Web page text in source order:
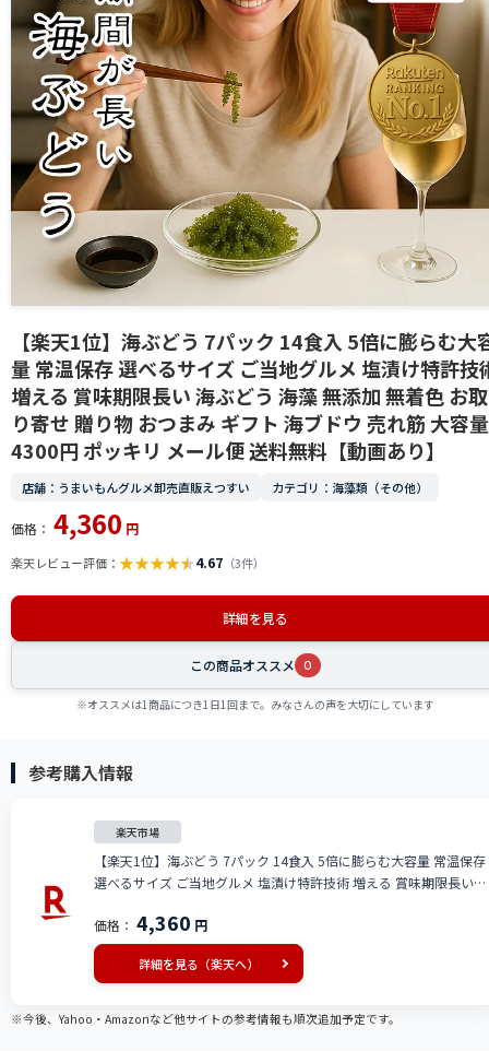
【楽天1位】海ぶどう 7パック 14食入 5倍に膨らむ大
量 常温保存 選べるサイズ ご当地グルメ 塩漬け特許技
増える 賞味期限長い 海ぶどう 海藻 無添加 無着色 お取
り寄せ 贈り物 おつまみ ギフト 海ブドウ 売れ筋 大容量
4300円 ポッキリ メール便 送料無料【動画あり】
店舗：うまいもんグルメ卸売直販えつすい カテゴリ：海藻類（その他）
価格： 4,360 円
楽天レビュー評価： ★★★★★4.67 （3件）
詳細を見る
この商品オススメ 0
※オススメは1商品につき1日1回まで。みなさんの声を大切にしています
参考購入情報
楽天市場
【楽天1位】海ぶどう 7パック 14食入 5倍に膨らむ大容量 常温保存
選べるサイズ ご当地グルメ 塩漬け特許技術 増える 賞味期限長い
ブドウ 売れ筋 大容量 4300円 ポッキリ メール便 送料無料【動画あ
り】
価格： 4,360 円
詳細を見る（楽天へ）
※今後、Yahoo・Amazonなど他サイトの参考情報も順次追加予定です。